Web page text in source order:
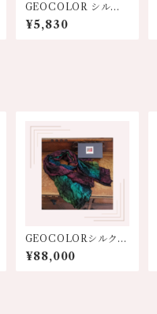
GEOCOLOR シルク
ミニスカーフ100S
【ブルー系】
¥5,830
GEOCOLORシルク塩
縮 【大判ストール】
ワインパープル系グラ
¥88,000